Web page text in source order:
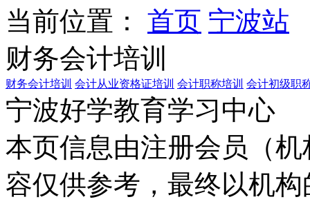
当前位置：
首页 宁波站
财务会计培训
财务会计培训 会计从业资格证培训 会计职称培训 会计初级职
宁波好学教育学习中心
本页信息由注册会员（
容仅供参考，最终以机